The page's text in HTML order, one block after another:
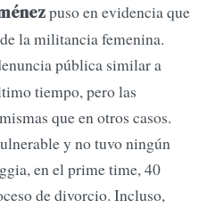
puso en evidencia que
la militancia femenina.
pública similar a
tiempo, pero las
que en otros casos.
y no tuvo ningún
en el prime time, 40
de divorcio. Incluso,